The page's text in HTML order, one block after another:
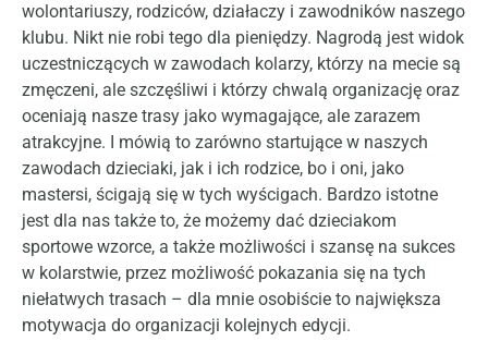
wolontariuszy, rodziców, działaczy i zawodników naszego
klubu. Nikt nie robi tego dla pieniędzy. Nagrodą jest widok
uczestniczących w zawodach kolarzy, którzy na mecie są
zmęczeni, ale szczęśliwi i którzy chwalą organizację oraz
oceniają nasze trasy jako wymagające, ale zarazem
atrakcyjne. I mówią to zarówno startujące w naszych
zawodach dzieciaki, jak i ich rodzice, bo i oni, jako
mastersi, ścigają się w tych wyścigach. Bardzo istotne
jest dla nas także to, że możemy dać dzieciakom
sportowe wzorce, a także możliwości i szansę na sukces
w kolarstwie, przez możliwość pokazania się na tych
niełatwych trasach – dla mnie osobiście to największa
motywacja do organizacji kolejnych edycji.